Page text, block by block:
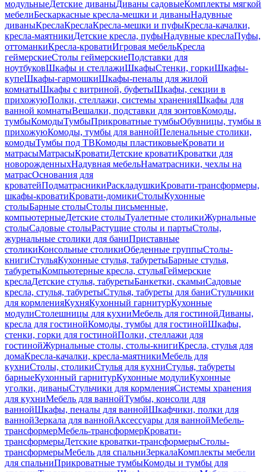
модульныеДетские диваныДиваны садовыеКомплекты мягкой
мебелиБескаркасные кресла-мешки и диваныНадувные
диваныКреслаКреслаКресла-мешки и пуфыКресла-качалки,
кресла-маятникиДетские кресла, пуфыНадувные креслаПуфы,
оттоманкиКресла-кроватиИгровая мебельКресла
геймерскиеСтолы геймерскиеПодставки для
ноутбуковШкафы и стеллажиШкафыСтенки, горкиШкафы-
купеШкафы-гармошкиШкафы-пеналы для жилой
комнатыШкафы с витриной, буфетыШкафы, секции в
прихожуюПолки, стеллажи, системы храненияШкафы для
ванной комнатыВешалки, подставки для зонтовКомоды,
тумбыКомодыТумбыПрикроватные тумбыОбувницы, тумбы в
прихожуюКомоды, тумбы для ваннойПеленальные столики,
комодыТумбы под ТВКомоды пластиковыеКровати и
матрасыМатрасыКроватиДетские кроватиКроватки для
новорожденныхНадувная мебельНаматрасники, чехлы на
матрасОснования для
кроватейПодматрасникиРаскладушкиКровати-трансформеры,
шкафы-кроватиКровати-домикиСтолыКухонные
столыБарные столыСтолы письменные,
компьютерныеДетские столыТуалетные столикиЖурнальные
столыСадовые столыРастущие столы и партыСтолы,
журнальные столики для баниПриставные
столикиКонсольные столикиОбеденные группыСтолы-
книгиСтульяКухонные стулья, табуретыБарные стулья,
табуретыКомпьютерные кресла, стульяГеймерские
креслаДетские стулья, табуретыБанкетки, скамьиСадовые
кресла, стулья, табуретыСтулья, табуреты для баниСтульчики
для кормленияКухняКухонный гарнитурКухонные
модулиСтолешницы для кухниМебель для гостинойДиваны,
кресла для гостинойКомоды, тумбы для гостинойШкафы,
стенки, горки для гостинойПолки, стеллажи для
гостинойЖурнальные столы, столы-книгиКресла, стулья для
домаКресла-качалки, кресла-маятникиМебель для
кухниСтолы, столикиСтулья для кухниСтулья, табуреты
барныеКухонный гарнитурКухонные модулиКухонные
уголки, диваныСтульчики для кормленияСистемы хранения
для кухниМебель для ваннойТумбы, консоли для
ваннойШкафы, пеналы для ваннойШкафчики, полки для
ваннойЗеркала для ваннойАксессуары для ваннойМебель-
трансформерМебель-трансформерКровати-
трансформерыДетские кроватки-трансформерыСтолы-
трансформерыМебель для спальниЗеркалаКомплекты мебели
для спальниПрикроватные тумбыКомоды и тумбы для